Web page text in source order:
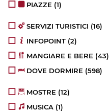
PIAZZE (1)
SERVIZI TURISTICI (16)
INFOPOINT (2)
MANGIARE E BERE (43)
DOVE DORMIRE (598)
MOSTRE (12)
MUSICA (1)